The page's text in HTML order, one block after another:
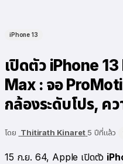
iPhone 13
เปิดตัว iPhone
Max : จอ
กล้องระดับโปร, ค
โดย Thitirath Kinaret 5 ปีที่แล้ว
15 ก.ย. 64, Apple เปิดตัว